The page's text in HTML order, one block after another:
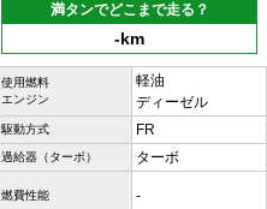
満タンでどこまで走る？
-km
使用燃料
エンジン
軽油
ディーゼル
駆動方式 FR
過給器（ターボ） ターボ
燃費性能 -